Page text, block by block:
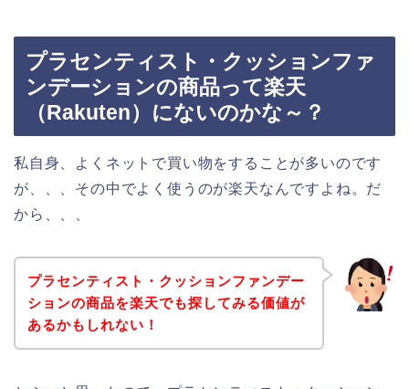
プラセンティスト・クッションファ
ンデーションの商品って楽天
（Rakuten）にないのかな～？
私自身、よくネットで買い物をすることが多いのです
が、、、その中でよく使うのが楽天なんですよね。だ
から、、、
プラセンティスト・クッションファンデー
ションの商品を楽天でも探してみる価値が
あるかもしれない！